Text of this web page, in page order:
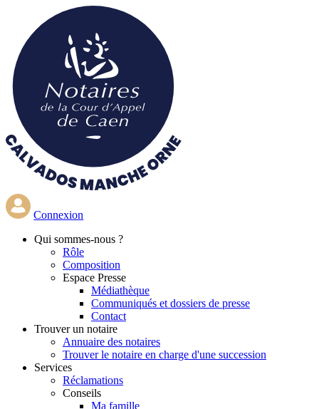
contenu
principal
Connexion
Qui sommes-nous ?
Rôle
Composition
Espace Presse
Médiathèque
Communiqués et dossiers de presse
Contact
Trouver un notaire
Annuaire des notaires
Trouver le notaire en charge d'une succession
Services
Réclamations
Conseils
Ma famille